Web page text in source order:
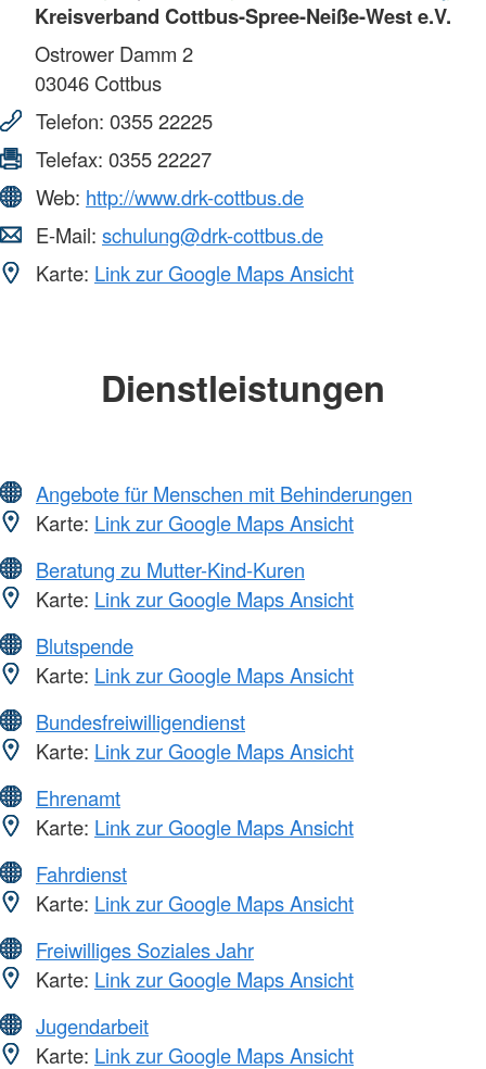
Kreisverband Cottbus-Spree-Neiße-West e.V.
Ostrower Damm 2
03046 Cottbus
Telefon: 0355 22225
Telefax: 0355 22227
Web: http://www.drk-cottbus.de
E-Mail: schulung@drk-cottbus.de
Karte: Link zur Google Maps Ansicht
Dienstleistungen
Angebote für Menschen mit Behinderungen
Karte: Link zur Google Maps Ansicht
Beratung zu Mutter-Kind-Kuren
Karte: Link zur Google Maps Ansicht
Blutspende
Karte: Link zur Google Maps Ansicht
Bundesfreiwilligendienst
Karte: Link zur Google Maps Ansicht
Ehrenamt
Karte: Link zur Google Maps Ansicht
Fahrdienst
Karte: Link zur Google Maps Ansicht
Freiwilliges Soziales Jahr
Karte: Link zur Google Maps Ansicht
Jugendarbeit
Karte: Link zur Google Maps Ansicht